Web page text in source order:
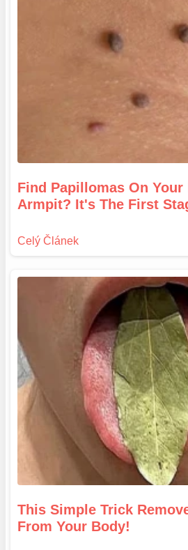
Find Papillomas On Your
Armpit? It's The First
This Simple Trick
From Your Body!